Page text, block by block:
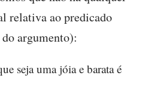
relativa ao predicado
argumento):
seja uma jóia e barata é